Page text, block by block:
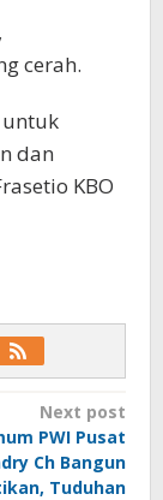
cerah.
dan
KBO
Next post
PWI Pusat
Ch Bangun
Tuduhan